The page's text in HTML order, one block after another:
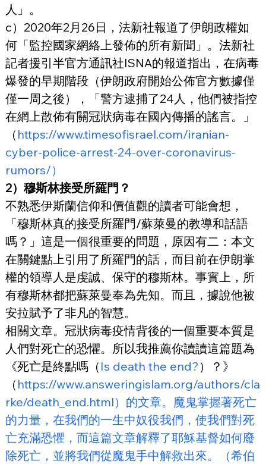
人」。
c）2020年2月26日，法新社報道了伊朗政權如
何「監控國家網絡上發佈的所有新聞」。法新社
記者援引半官方通訊社ISNA的報道指出，在病毒
爆發的早期階段（伊朗政府開始公佈官方數據僅
僅一周之後），「警方逮捕了24人，他們被指控
在網上散佈有關冠狀病毒在國內傳播的謠言。」
（ https://www.timesofisrael.com/iranian-
cyber-police-arrest-24-over-coronavirus-
rumors/）
2）穆斯林接受所羅門？
不熟悉伊斯蘭信仰和價值觀的讀者可能會想，
「穆斯林真的接受所羅門/蘇萊曼的教導和話語
嗎？」這是一個很重要的問題，原因有二：本文
在關鍵點上引用了所羅門的話，而目前在伊朗掌
權的領導人是虔誠、保守的穆斯林。事實上，所
有穆斯林都把蘇萊曼奉為先知。而且，據說他被
安拉賦予了非凡的智慧。
相關文章。冠狀病毒疫情背後的一個重要本質是
人們對死亡的恐懼。所以我推薦你讀讀這篇題為
《死亡是終點嗎（ Is death the end? ）？》
（ https://www.answeringislam.org/authors/cla
rke/death_end.html）的文章。魔鬼掌握著死亡
的力量，在我們的一生中奴役我們，使我們對死
亡充滿恐懼，而這篇文章解釋了耶穌基督如何廢
除死亡，並將我們從魔鬼手中解救出來。（希伯